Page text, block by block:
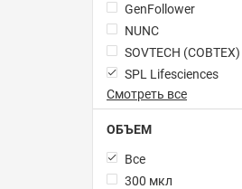
GenFollower
NUNC
SOVTECH (СОВТЕХ)
SPL Lifesciences
Смотреть все
ОБЪЕМ
Все
300 мкл